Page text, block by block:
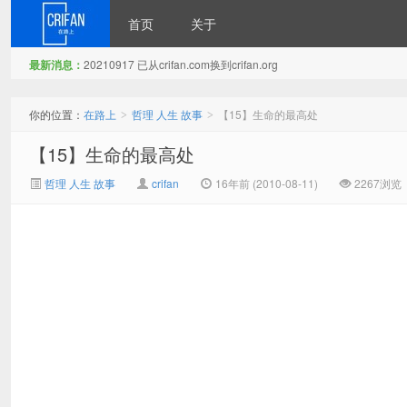
首页 关于
最新消息： 20210917 已从crifan.com换到crifan.org
你的位置： 在路上 > 哲理 人生 故事 > 【15】生命的最高处
【15】生命的最高处
哲理 人生 故事 crifan 16年前 (2010-08-11) 2267浏览